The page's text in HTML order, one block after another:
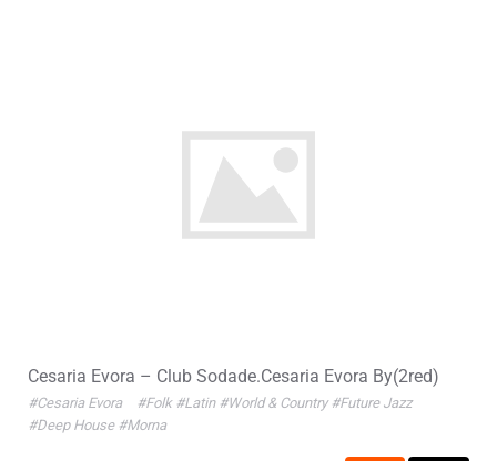
Cesaria Evora – Club Sodade.Cesaria Evora By(2red)
#Cesaria Evora #Folk #Latin #World & Country #Future Jazz
#Deep House #Morna